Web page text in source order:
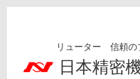
リューター 信頼の
日本精密